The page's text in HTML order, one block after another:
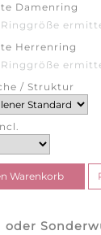
Damenring
Ringgröße
Herrenring
Ringgröße
/ Struktur
oder